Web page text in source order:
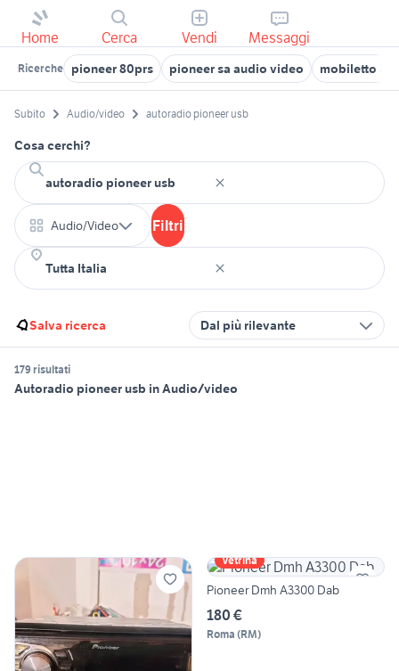
Home Cerca Vendi Messaggi
Ricerche pioneer 80prs pioneer sa audio video mobiletto
Subito Audio/video autoradio pioneer usb
Cosa cerchi?
Audio/Video Filtri
Salva ricerca Dal più rilevante
179 risultati
Autoradio pioneer usb in Audio/video
Vetrina
Pioneer Dmh A3300 Dab
180 €
Roma (RM)